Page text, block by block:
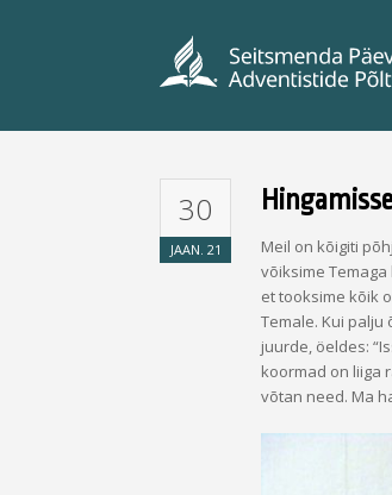
30
JAAN. 21
Meil on kõigiti
võiksime
et tooksime kõik
Temale. Kui
juurde, öeldes:
koormad on liiga
võtan need. Ma